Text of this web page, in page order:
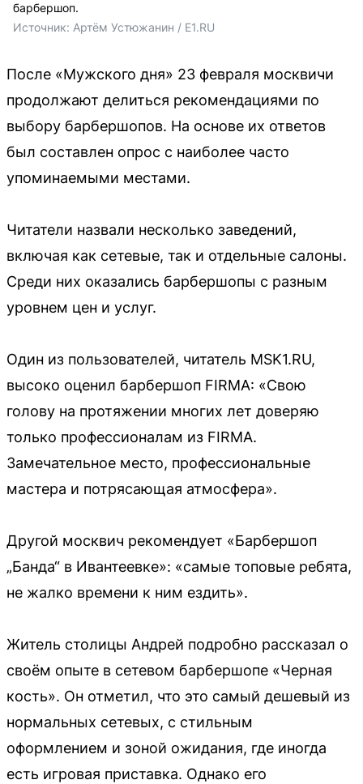
барбершоп.
Источник: Артём Устюжанин / E1.RU
После «Мужского дня» 23 февраля москвичи
продолжают делиться рекомендациями по
выбору барбершопов. На основе их ответов
был составлен опрос с наиболее часто
упоминаемыми местами.
Читатели назвали несколько заведений,
включая как сетевые, так и отдельные салоны.
Среди них оказались барбершопы с разным
уровнем цен и услуг.
Один из пользователей, читатель MSK1.RU,
высоко оценил барбершоп FIRMA: «Свою
голову на протяжении многих лет доверяю
только профессионалам из FIRMA.
Замечательное место, профессиональные
мастера и потрясающая атмосфера».
Другой москвич рекомендует «Барбершоп
„Банда“ в Ивантеевке»: «самые топовые ребята,
не жалко времени к ним ездить».
Житель столицы Андрей подробно рассказал о
своём опыте в сетевом барбершопе «Черная
кость». Он отметил, что это самый дешевый из
нормальных сетевых, с стильным
оформлением и зоной ожидания, где иногда
есть игровая приставка. Однако его